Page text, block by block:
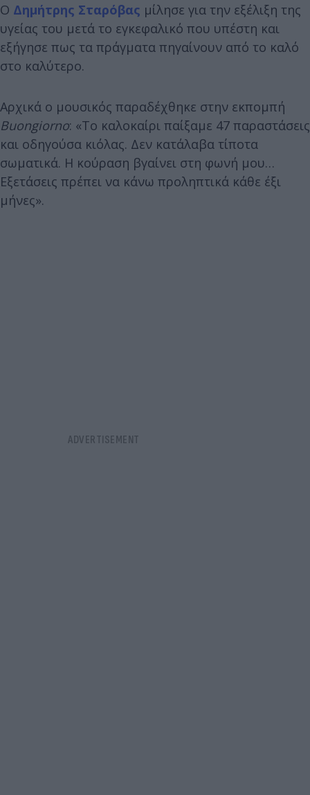
Ο Δημήτρης Σταρόβας μίλησε για την εξέλιξη της
υγείας του μετά το εγκεφαλικό που υπέστη και
εξήγησε πως τα πράγματα πηγαίνουν από το καλό
στο καλύτερο.
Αρχικά ο μουσικός παραδέχθηκε στην εκπομπή
Buongiorno: «Το καλοκαίρι παίξαμε 47 παραστάσεις
και οδηγούσα κιόλας. Δεν κατάλαβα τίποτα
σωματικά. Η κούραση βγαίνει στη φωνή μου…
Εξετάσεις πρέπει να κάνω προληπτικά κάθε έξι
μήνες».